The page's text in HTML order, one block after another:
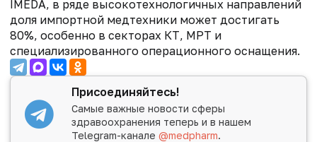
IMEDA, в ряде высокотехнологичных направлений
доля импортной медтехники может достигать
80%, особенно в секторах КТ, МРТ и
специализированного операционного оснащения.
Присоединяйтесь!
Самые важные новости сферы
здравоохранения теперь и в нашем
Telegram-канале@medpharm.